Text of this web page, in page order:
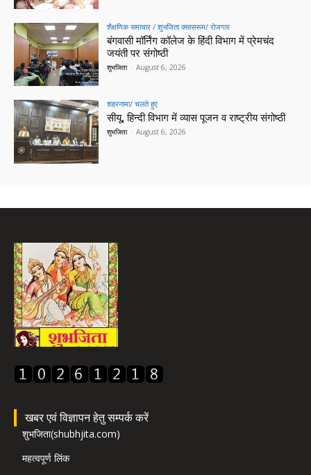
शैक्षणिक समाचार / शुभजिता क्सासरूम/ रोजगार
बंगवासी मॉर्निंग कॉलेज के हिंदी विभाग में प्रेमचंद
जयंती पर संगोष्ठी
शुभजिता - August 6, 2026
शहरनामा/ चलते हुए
सीयू, हिन्दी विभाग में व्यास पूजन व राष्ट्रीय संगोष्ठी
शुभजिता - August 6, 2026
खबर एवं विज्ञापन हेतु सम्पर्क करें
शुभजिता(shubhjita.com)
महत्वपूर्ण लिंक